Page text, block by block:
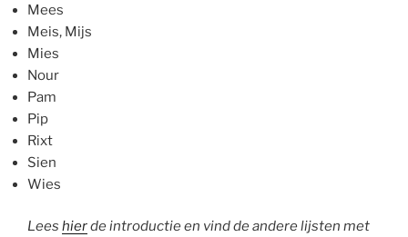
Mees
Meis, Mijs
Mies
Nour
Pam
Pip
Rixt
Sien
Wies
Lees hierde introductie en vind de andere lijsten met